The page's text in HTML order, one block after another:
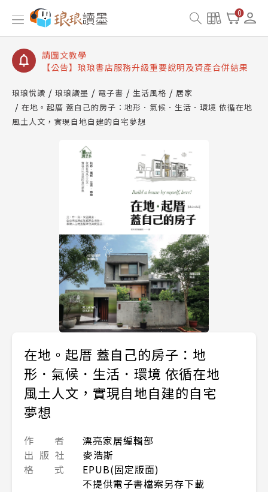
0
【公告】琅琅讀墨書櫃開通常見問題
【公告】琅琅讀墨 3 分鐘完成書櫃開通與資產合併申
【公告】琅琅書店服務升級重要說明及資產合併結果
查詢
琅琅悅讀 琅琅讀墨 電子書 生活風格
居家
在地。起厝 蓋自己的房子：地形．氣候．生活．環境 依循在地
風土人文，實現自地自建的自宅夢想
在地。起厝 蓋自己的房子：地
形．氣候．生活．環境 依循在地
風土人文，實現自地自建的自宅
夢想
作 者
漂亮家居編輯部
出 版 社
麥浩斯
格 式
EPUB(固定版面)
不提供電子書檔案另存下載